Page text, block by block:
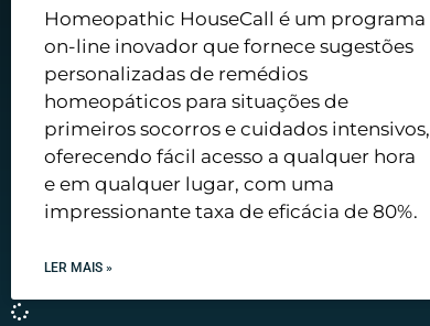
Homeopathic HouseCall é um programa
on-line inovador que fornece sugestões
personalizadas de remédios
homeopáticos para situações de
primeiros socorros e cuidados intensivos,
oferecendo fácil acesso a qualquer hora
e em qualquer lugar, com uma
impressionante taxa de eficácia de 80%.
LER MAIS »